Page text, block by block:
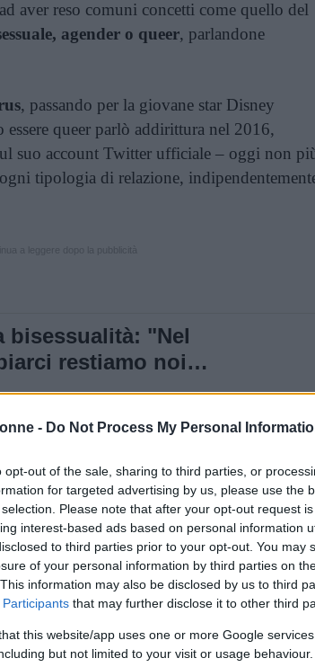
- Do Not Process My Personal
opt-out of the sale, sharing to third parties, or
for targeted advertising by us, please use the
Please note that after your opt-out request
interest-based ads based on personal information
to third parties prior to your opt-out. You may
of your personal information by third parties on
information may also be disclosed by us to third
that may further disclose it to other third
this website/app uses one or more Google
but not limited to your visit or usage
aver reso comuni concetti come quello del
agender o queer, parlandone
, passando per la giovane star Disney
queer parlò addirittura nel 2016,
suo account Twitter ufficiale – oggi non
tipologia di relazione,
bisessualità: "Nel
restiamo noi
interessata ai ragazzi – si leggeva nel
– nonostante ciò non voglio etichettarmi
altra cosa. Non voglio dare a me stessa